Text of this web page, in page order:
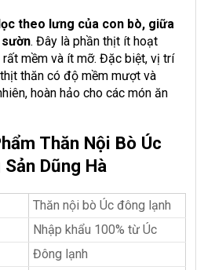
theo lưng của con bò, giữa
. Đây là phần thịt ít hoạt
mềm và ít mỡ. Đặc biệt, vị trí
thăn có độ mềm mượt và
hoàn hảo cho các món ăn
Thăn Nội Bò Úc
Dũng Hà
Thăn nội bò Úc đông lạnh
Nhập khẩu 100% từ Úc
Đông lạnh